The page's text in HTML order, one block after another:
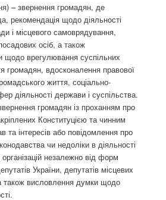
– звернення громадян, де
рекомендація щодо діяльності
і місцевого самоврядування,
осіб, а також
врегулювання суспільних
громадян, вдосконалення правової
життя, соціально-
діяльності держави і суспільства.
громадян із проханням про
Конституцією та чинним
та інтересів або повідомлення про
чи недоліки в діяльності
незалежно від форм
України, депутатів місцевих
також висловлення думки щодо